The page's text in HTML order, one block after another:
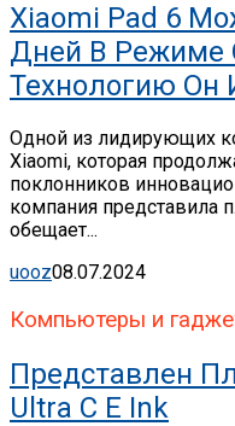
Xiaomi Pad 6
Дней В Режиме
Технологию Он
Одной из лидирующих
Xiaomi, которая
поклонников
компания представила
обещает...
uooz08.07.2024
Компьютеры и
Представлен
Ultra C E Ink